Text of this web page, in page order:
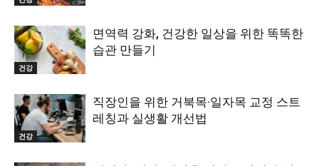
건강
면역력 강화, 건강한 일상을 위한 똑똑한
습관 만들기
건강
직장인을 위한 거북목·일자목 교정 스트
레칭과 실생활 개선법